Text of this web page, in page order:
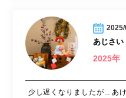
あじさい
2025年
少し遅くなりましたが... あ